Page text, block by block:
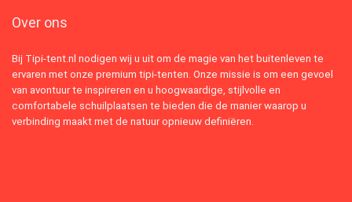
Over ons
Bij Tipi-tent.nl nodigen wij u uit om de magie van het buitenleven te
ervaren met onze premium tipi-tenten. Onze missie is om een gevoel
van avontuur te inspireren en u hoogwaardige, stijlvolle en
comfortabele schuilplaatsen te bieden die de manier waarop u
verbinding maakt met de natuur opnieuw definiëren.